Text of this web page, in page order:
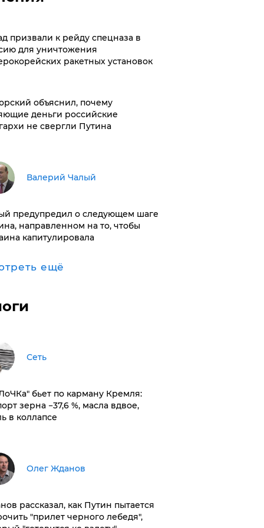
призвали к рейду спецназа в
для уничтожения
ракетных установок
объяснил, почему
деньги российские
не свергли Путина
Валерий Чалый
предупредил о следующем шаге
направленном на то, чтобы
капитулировала
ещё
Сеть
бьет по карману Кремля:
зерна −37,6 %, масла вдвое,
в коллапсе
Олег Жданов
рассказал, как Путин пытается
"прилет черного лебедя",